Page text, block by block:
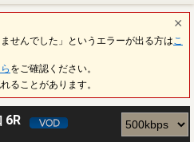
せんでした」というエラーが出る方は こ
をご確認ください。
ることがあります。
6R